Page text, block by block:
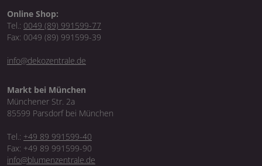
Online Shop:
Tel.: 0049 (89) 991599-77
Fax: 0049 (89) 991599-39
info@dekozentrale.de
Markt bei München
Münchener Str. 2a
85599 Parsdorf bei München
Tel.: +49 89 991599-40
Fax: +49 89 991599-90
info@blumenzentrale.de